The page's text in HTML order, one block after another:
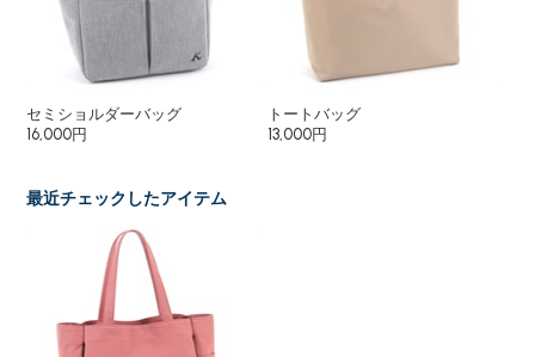
セミショルダーバッグ
16,000円
トートバッグ
13,000円
最近チェックしたアイテム